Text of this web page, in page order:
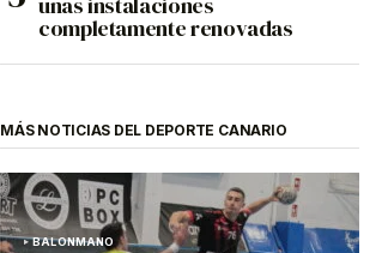
completamente renovadas
MÁS NOTICIAS DEL DEPORTE CANARIO
BALONMANO